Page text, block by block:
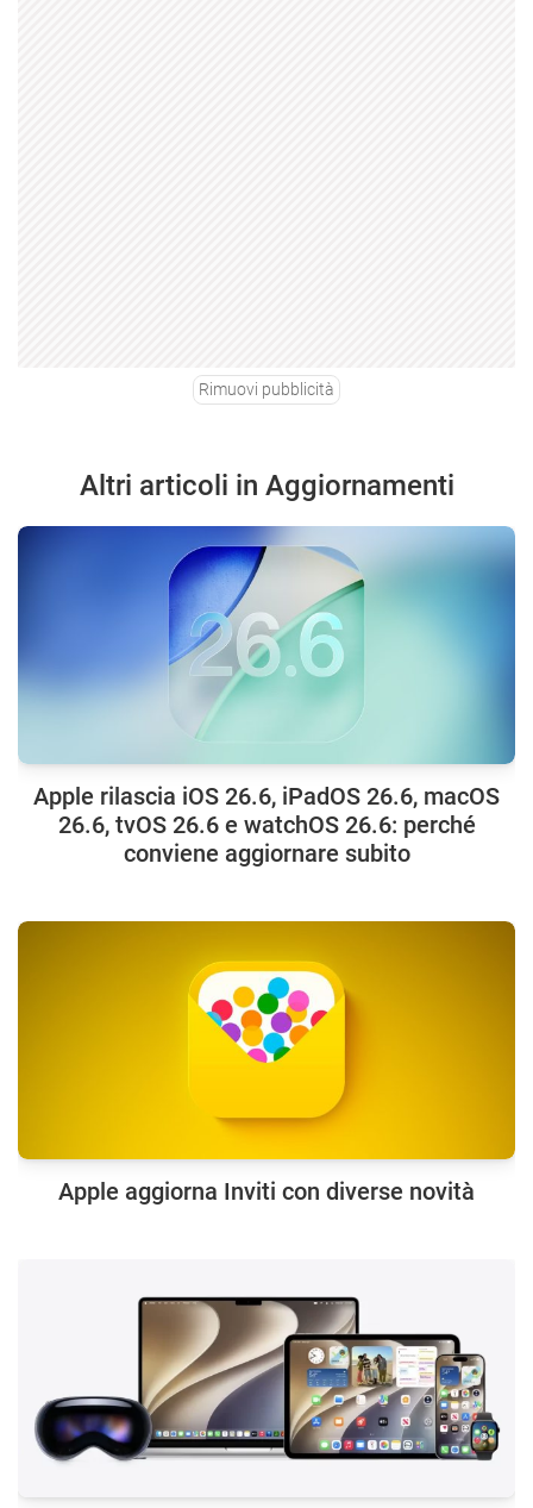
Rimuovi pubblicità
Altri articoli in Aggiornamenti
Apple rilascia iOS 26.6, iPadOS 26.6, macOS
26.6, tvOS 26.6 e watchOS 26.6: perché
conviene aggiornare subito
Apple aggiorna Inviti con diverse novità